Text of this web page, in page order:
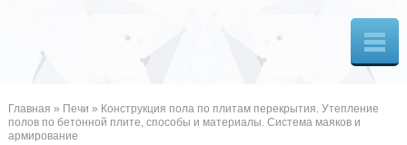
Главная » Печи » Конструкция пола по плитам перекрытия. Утепление
полов по бетонной плите, способы и материалы. Система маяков и
армирование